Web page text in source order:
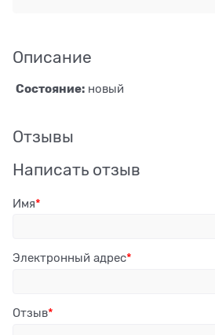
Описание
Состояние: новый
Отзывы
Написать отзыв
Имя
Электронный адрес
Отзыв